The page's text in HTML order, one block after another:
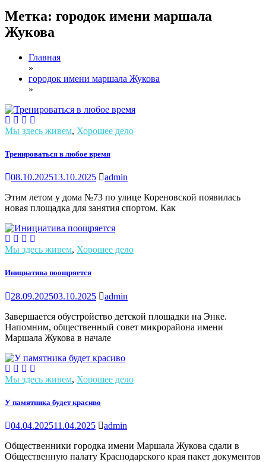
Метка: городок имени маршала
Жукова
Главная
»
городок имени маршала Жукова
»
Мы здесь живем, Хорошее дело
Тренироваться в любое время
08.10.202513.10.2025
admin
Этим летом у дома №73 по улице Кореновской появилась
новая площадка для занятия спортом. Как
Мы здесь живем, Хорошее дело
Инициатива поощряется
28.09.202503.10.2025
admin
Завершается обустройство детской площадки на Энке.
Напомним, общественный совет микрорайона имени
Маршала Жукова в начале
Мы здесь живем, Хорошее дело
У памятника будет красиво
04.04.202511.04.2025
admin
Общественники городка имени Маршала Жукова сдали в
Общественную палату Краснодарского края пакет документов